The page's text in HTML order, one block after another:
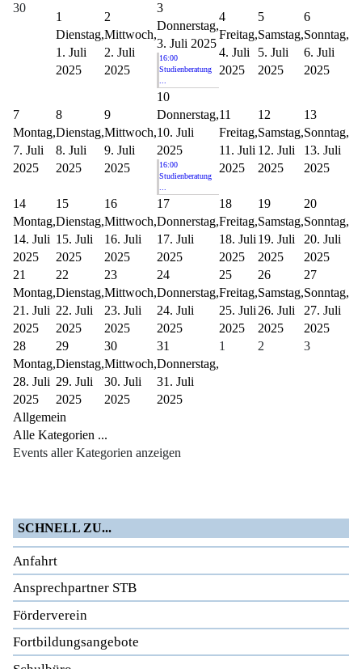
30
1
Dienstag,
1. Juli
2025
2
Mittwoch,
2. Juli
2025
3
Donnerstag,
3. Juli 2025
16:00
Studienberatung
...
4
Freitag,
4. Juli
2025
5
Samstag,
5. Juli
2025
6
Sonntag,
6. Juli
2025
7
Montag,
7. Juli
2025
8
Dienstag,
8. Juli
2025
9
Mittwoch,
9. Juli
2025
10
Donnerstag,
10. Juli
2025
16:00
Studienberatung
...
11
Freitag,
11. Juli
2025
12
Samstag,
12. Juli
2025
13
Sonntag,
13. Juli
2025
14
Montag,
14. Juli
2025
15
Dienstag,
15. Juli
2025
16
Mittwoch,
16. Juli
2025
17
Donnerstag,
17. Juli
2025
18
Freitag,
18. Juli
2025
19
Samstag,
19. Juli
2025
20
Sonntag,
20. Juli
2025
21
Montag,
21. Juli
2025
22
Dienstag,
22. Juli
2025
23
Mittwoch,
23. Juli
2025
24
Donnerstag,
24. Juli
2025
25
Freitag,
25. Juli
2025
26
Samstag,
26. Juli
2025
27
Sonntag,
27. Juli
2025
28
Montag,
28. Juli
2025
29
Dienstag,
29. Juli
2025
30
Mittwoch,
30. Juli
2025
31
Donnerstag,
31. Juli
2025
1 2 3
Allgemein
Alle Kategorien ...
Events aller Kategorien anzeigen
SCHNELL ZU...
Anfahrt
Ansprechpartner STB
Förderverein
Fortbildungsangebote